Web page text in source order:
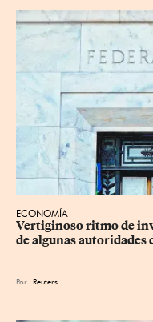
ECONOMÍA
Vertiginoso ritmo de
de algunas autoridades
Por Reuters